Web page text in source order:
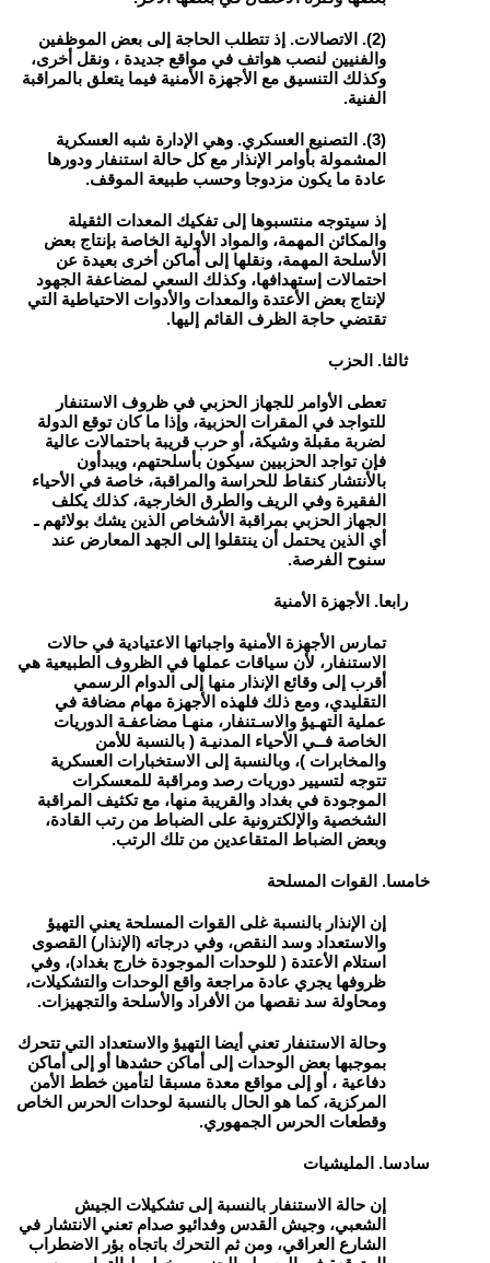
(2). الاتصالات. إذ تتطلب الحاجة إلى بعض الموظفين
والفنيين لنصب هواتف في مواقع جديدة ، ونقل أخرى،
وكذلك التنسيق مع الأجهزة الأمنية فيما يتعلق بالمراقبة
الفنية.
(3). التصنيع العسكري. وهي الإدارة شبه العسكرية
المشمولة بأوامر الإنذار مع كل حالة استنفار ودورها
عادة ما يكون مزدوجا وحسب طبيعة الموقف.
إذ سيتوجه منتسبوها إلى تفكيك المعدات الثقيلة
والمكائن المهمة، والمواد الأولية الخاصة بإنتاج بعض
الأسلحة المهمة، ونقلها إلى أماكن أخرى بعيدة عن
احتمالات إستهدافها، وكذلك السعي لمضاعفة الجهود
لإنتاج بعض الأعتدة والمعدات والأدوات الاحتياطية التي
تقتضي حاجة الظرف القائم إليها.
ثالثا. الحزب
تعطى الأوامر للجهاز الحزبي في ظروف الاستنفار
للتواجد في المقرات الحزبية، وإذا ما كان توقع الدولة
لضربة مقبلة وشيكة، أو حرب قريبة باحتمالات عالية
فإن تواجد الحزبيين سيكون بأسلحتهم، ويبدأون
بالأنتشار كنقاط للحراسة والمراقبة، خاصة في الأحياء
الفقيرة وفي الريف والطرق الخارجية، كذلك يكلف
الجهاز الحزبي بمراقبة الأشخاص الذين يشك بولائهم ـ
أي الذين يحتمل أن ينتقلوا إلى الجهد المعارض عند
سنوح الفرصة.
رابعا. الأجهزة الأمنية
تمارس الأجهزة الأمنية واجباتها الاعتيادية في حالات
الاستنفار، لأن سياقات عملها في الظروف الطبيعية هي
أقرب إلى وقائع الإنذار منها إلى الدوام الرسمي
التقليدي، ومع ذلك فلهذه الأجهزة مهام مضافة في
عملية التهـيؤ والاسـتنفار، منهـا مضاعفـة الدوريات
الخاصة فــي الأحياء المدنيـة ( بالنسبة للأمن
والمخابرات )، وبالنسبة إلى الاستخبارات العسكرية
تتوجه لتسيير دوريات رصد ومراقبة للمعسكرات
الموجودة في بغداد والقريبة منها، مع تكثيف المراقبة
الشخصية والإلكترونية على الضباط من رتب القادة،
وبعض الضباط المتقاعدين من تلك الرتب.
خامسا. القوات المسلحة
إن الإنذار بالنسبة غلى القوات المسلحة يعني التهيؤ
والاستعداد وسد النقص، وفي درجاته (الإنذار) القصوى
استلام الأعتدة ( للوحدات الموجودة خارج بغداد)، وفي
ظروفها يجري عادة مراجعة واقع الوحدات والتشكيلات،
ومحاولة سد نقصها من الأفراد والأسلحة والتجهيزات.
وحالة الاستنفار تعني أيضا التهيؤ والاستعداد التي تتحرك
بموجبها بعض الوحدات إلى أماكن حشدها أو إلى أماكن
دفاعية ، أو إلى مواقع معدة مسبقا لتأمين خطط الأمن
المركزية، كما هو الحال بالنسبة لوحدات الحرس الخاص
وقطعات الحرس الجمهوري.
سادسا. المليشيات
إن حالة الاستنفار بالنسبة إلى تشكيلات الجيش
الشعبي، وجيش القدس وفدائيو صدام تعني الانتشار في
الشارع العراقي، ومن ثم التحرك باتجاه بؤر الاضطراب